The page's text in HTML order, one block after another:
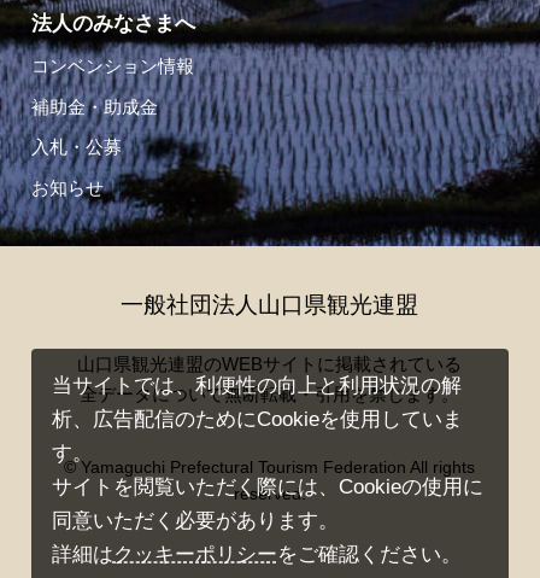
法人のみなさまへ
コンベンション情報
補助金・助成金
入札・公募
お知らせ
一般社団法人山口県観光連盟
山口県観光連盟のWEBサイトに掲載されている
全データについて無断転載・引用を禁じます。
© Yamaguchi Prefectural Tourism Federation All rights
reserved.
当サイトでは、利便性の向上と利用状況の解
析、広告配信のためにCookieを使用していま
す。
サイトを閲覧いただく際には、Cookieの使用に
同意いただく必要があります。
詳細はクッキーポリシーをご確認ください。